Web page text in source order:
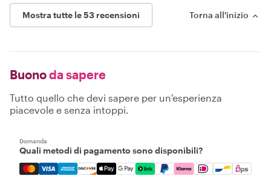
Mostra tutte le 53 recensioni Torna all'inizio
Buonoda sapere
Tutto quello che devi sapere per un'esperienza
piacevole e senza intoppi.
Domanda
Quali metodi di pagamento sono disponibili?
Mastercard, Visa, Amex, Discover, Apple Pay, Google